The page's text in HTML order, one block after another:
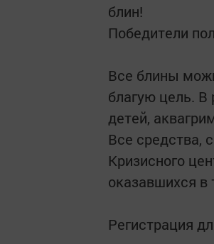
блин!
Победители
Все блины
благую цель.
детей,
Все средства,
Кризисного
оказавшихся в
Регистрация